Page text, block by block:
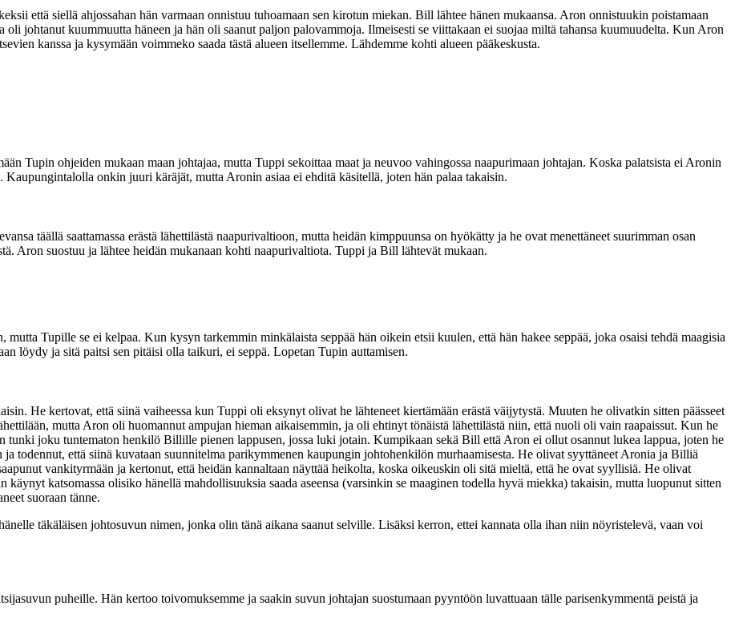
että siellä ahjossahan hän varmaan onnistuu tuhoamaan sen kirotun miekan. Bill lähtee hänen mukaansa. Aron onnistuukin poistamaan
johtanut kuummuutta häneen ja hän oli saanut paljon palovammoja. Ilmeisesti se viittakaan ei suojaa miltä tahansa kuumuudelta. Kun Aron
kanssa ja kysymään voimmeko saada tästä alueen itsellemme. Lähdemme kohti alueen pääkeskusta.
Tupin ohjeiden mukaan maan johtajaa, mutta Tuppi sekoittaa maat ja neuvoo vahingossa naapurimaan johtajan. Koska palatsista ei Aronin
onkin juuri käräjät, mutta Aronin asiaa ei ehditä käsitellä, joten hän palaa takaisin.
täällä saattamassa erästä lähettilästä naapurivaltioon, mutta heidän kimppuunsa on hyökätty ja he ovat menettäneet suurimman osan
Aron suostuu ja lähtee heidän mukanaan kohti naapurivaltiota. Tuppi ja Bill lähtevät mukaan.
Tupille se ei kelpaa. Kun kysyn tarkemmin minkälaista seppää hän oikein etsii kuulen, että hän hakee seppää, joka osaisi tehdä maagisia
löydy ja sitä paitsi sen pitäisi olla taikuri, ei seppä. Lopetan Tupin auttamisen.
He kertovat, että siinä vaiheessa kun Tuppi oli eksynyt olivat he lähteneet kiertämään erästä väijytystä. Muuten he olivatkin sitten päässeet
mutta Aron oli huomannut ampujan hieman aikaisemmin, ja oli ehtinyt tönäistä lähettilästä niin, että nuoli oli vain raapaissut. Kun he
tunki joku tuntematon henkilö Billille pienen lappusen, jossa luki jotain. Kumpikaan sekä Bill että Aron ei ollut osannut lukea lappua, joten he
todennut, että siinä kuvataan suunnitelma parikymmenen kaupungin johtohenkilön murhaamisesta. He olivat syyttäneet Aronia ja Billiä
vankityrmään ja kertonut, että heidän kannaltaan näyttää heikolta, koska oikeuskin oli sitä mieltä, että he ovat syyllisiä. He olivat
katsomassa olisiko hänellä mahdollisuuksia saada aseensa (varsinkin se maaginen todella hyvä miekka) takaisin, mutta luopunut sitten
suoraan tänne.
täkäläisen johtosuvun nimen, jonka olin tänä aikana saanut selville. Lisäksi kerron, ettei kannata olla ihan niin nöyristelevä, vaan voi
puheille. Hän kertoo toivomuksemme ja saakin suvun johtajan suostumaan pyyntöön luvattuaan tälle parisenkymmentä peistä ja